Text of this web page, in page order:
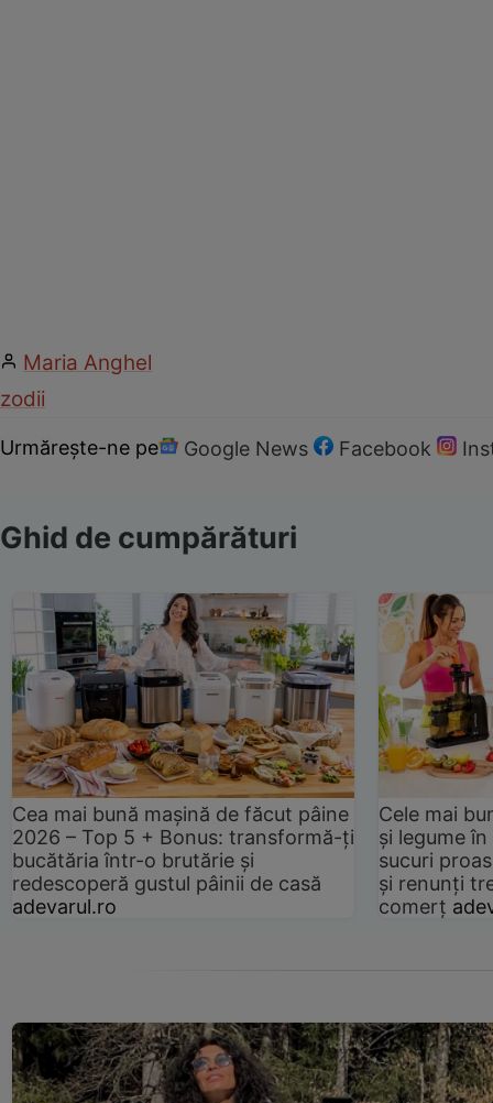
Maria Anghel
zodii
Urmărește-ne pe Google News Facebook
Ghid de cumpărături
Cea mai bună mașină de făcut pâine
2026 – Top 5 + Bonus: transformă-ți
bucătăria într-o brutărie și
redescoperă gustul pâinii de casă
adevarul.ro
Cele mai
și legume
sucuri
și renunți
comerț